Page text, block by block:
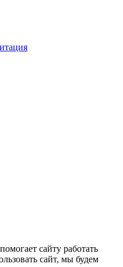
сайту работать
сайт, мы будем